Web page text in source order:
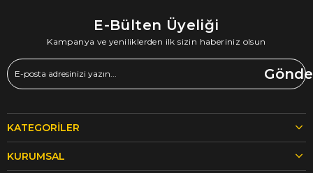
Bebek ve Çocuklar İçin Güvenli
Seçim
Anne hassasiyetiyle üretilen süt ürünlerimiz katkı ve
koruyucu içermez. Bebeklerin ve çocukların sindirim
kaynağıdır. Doğal üretim sayesinde çocukların sağlıklı
büyümesine destek olur.
Rejeneratif ve Sürdürülebilir
E-Bülten Üyeliği
Kampanya ve yeniliklerden ilk sizin haberiniz olsun
KATEGORILER
KURUMSAL